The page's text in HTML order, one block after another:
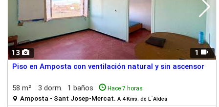
13 1
Piso en Amposta con ventilación natural y sin ascensor
58 m² 3 dorm. 1 baños Hace 7 horas
Amposta - Sant Josep-Mercat. A 4 Kms. de L´Aldea